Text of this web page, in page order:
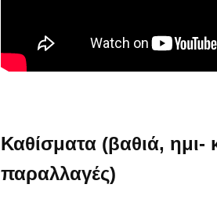
Καθίσματα (βαθιά, ημι-
παραλλαγές)